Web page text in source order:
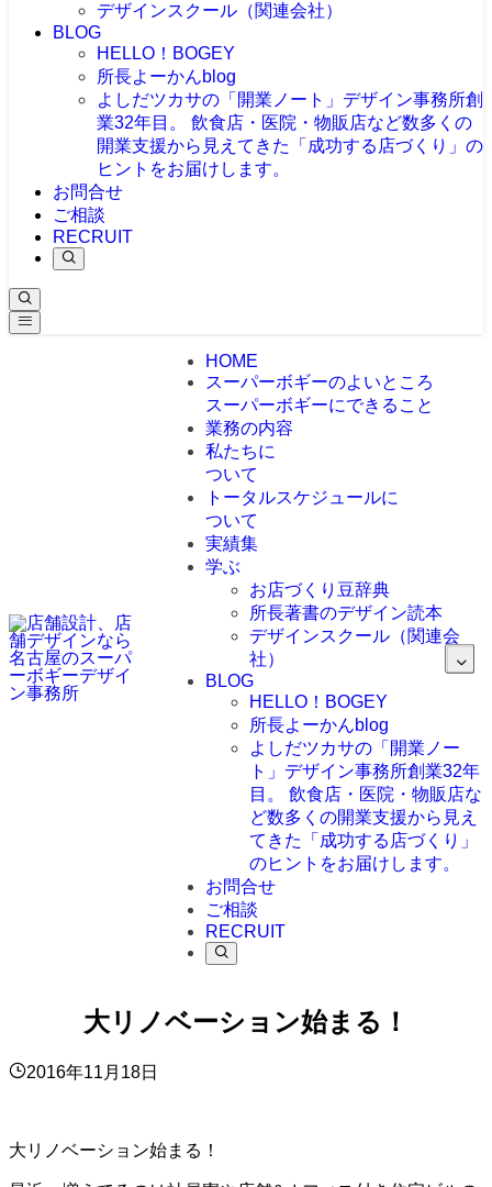
デザインスクール（関連会社）
BLOG
HELLO！BOGEY
所長よーかんblog
よしだツカサの「開業ノート」 デザイン事務所創
業32年目。 飲食店・医院・物販店など数多くの
開業支援から見えてきた「成功する店づくり」の
ヒントをお届けします。
お問合せ
ご相談
RECRUIT
HOME
スーパーボギーのよいところ
スーパーボギーにできること
業務の内容
私たちに
ついて
トータルスケジュールに
ついて
実績集
学ぶ
お店づくり豆辞典
所長著書のデザイン読本
デザインスクール（関連会
社）
BLOG
HELLO！BOGEY
所長よーかんblog
よしだツカサの「開業ノー
ト」 デザイン事務所創業32年
目。 飲食店・医院・物販店な
ど数多くの開業支援から見え
てきた「成功する店づくり」
のヒントをお届けします。
お問合せ
ご相談
RECRUIT
大リノベーション始まる！
2016年11月18日
大リノベーション始まる！